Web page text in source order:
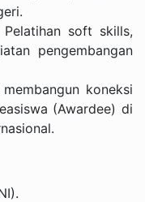
soft skills,
pengembangan
koneksi
(Awardee) di